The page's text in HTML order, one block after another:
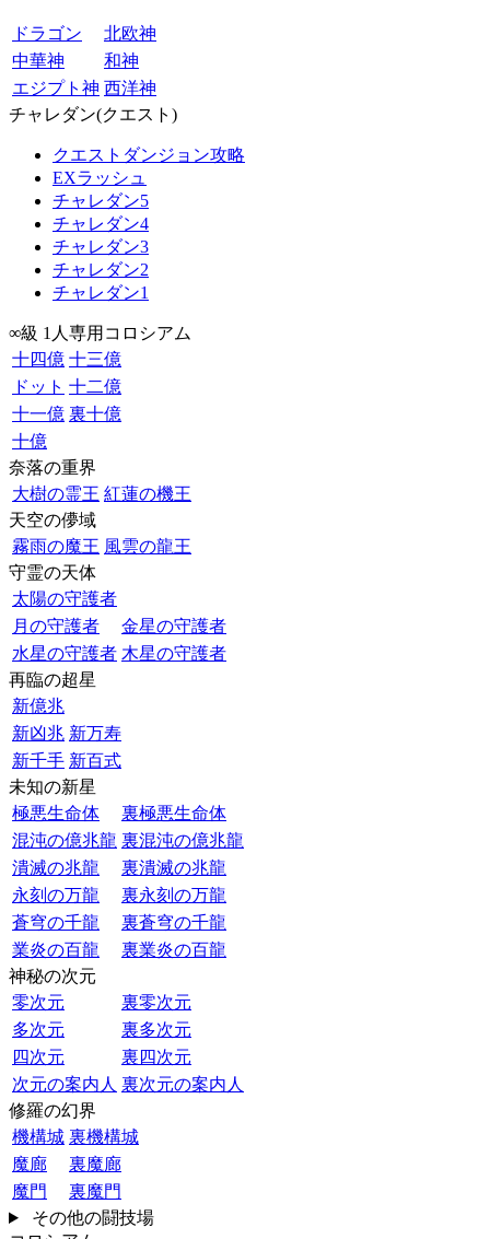
ドラゴン
北欧神
中華神
和神
エジプト神 西洋神
チャレダン(クエスト)
クエストダンジョン攻略
EXラッシュ
チャレダン5
チャレダン4
チャレダン3
チャレダン2
チャレダン1
∞級 1人専用コロシアム
十四億 十三億
ドット 十二億
十一億 裏十億
十億
奈落の重界
大樹の霊王 紅蓮の機王
天空の儚域
霧雨の魔王 風雲の龍王
守霊の天体
太陽の守護者
月の守護者
金星の守護者
水星の守護者 木星の守護者
再臨の超星
新億兆
新凶兆 新万寿
新千手 新百式
未知の新星
極悪生命体
裏極悪生命体
混沌の億兆龍 裏混沌の億兆龍
潰滅の兆龍
裏潰滅の兆龍
永刻の万龍
裏永刻の万龍
蒼穹の千龍
裏蒼穹の千龍
業炎の百龍
裏業炎の百龍
神秘の次元
零次元
裏零次元
多次元
裏多次元
四次元
裏四次元
次元の案内人 裏次元の案内人
修羅の幻界
機構城 裏機構城
魔廊
裏魔廊
魔門
裏魔門
その他の闘技場